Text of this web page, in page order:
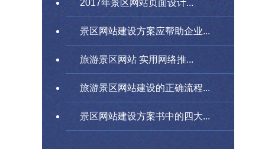
2017年景区网站页面设计...
景区网站建设方案应帮助企业...
旅游景区网站 实用网络推...
旅游景区网站建设的正确流程...
景区网站建设方案书中的四大...